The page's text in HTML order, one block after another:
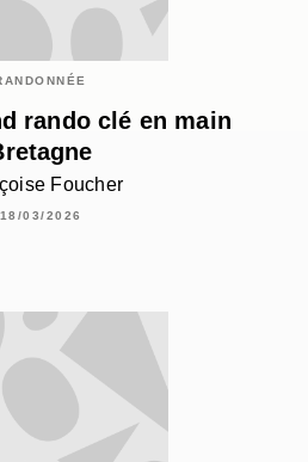
rando clé en main
Foucher
18/03/2026